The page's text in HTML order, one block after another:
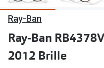
Marken
Ray-Ban
DbyD
Ray-Ban
Ray-Ban
2012 Brille